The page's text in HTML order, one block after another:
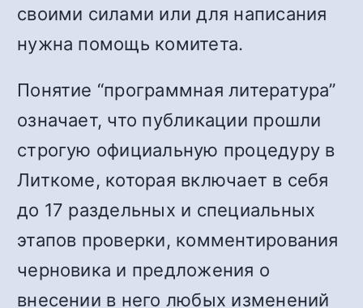
своими силами или для написания
нужна помощь комитета.
Понятие “программная литература”
означает, что публикации прошли
строгую официальную процедуру в
Литкоме, которая включает в себя
до 17 раздельных и специальных
этапов проверки, комментирования
черновика и предложения о
внесении в него любых изменений